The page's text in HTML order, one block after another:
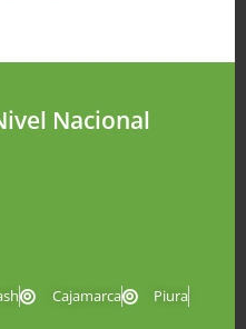
Nacional
Cajamarca
Piura